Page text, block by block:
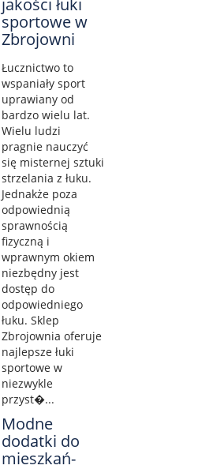
sportowe w
Zbrojowni
Łucznictwo to
wspaniały sport
uprawiany od
bardzo wielu lat.
Wielu ludzi
pragnie nauczyć
się misternej sztuki
strzelania z łuku.
Jednakże poza
odpowiednią
sprawnością
fizyczną i
wprawnym okiem
niezbędny jest
dostęp do
odpowiedniego
łuku. Sklep
Zbrojownia oferuje
najlepsze łuki
sportowe w
niezwykle
przyst�...
Modne
dodatki do
mieszkań-